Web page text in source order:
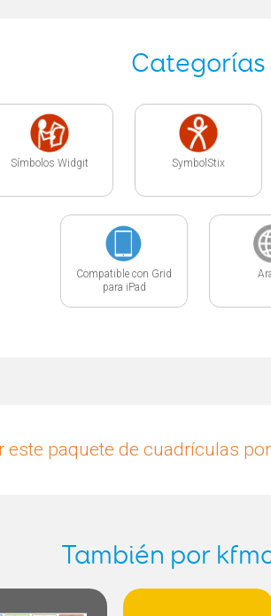
Categorías
Símbolos Widgit SymbolStix
Compatible con Grid
para iPad
este paquete de cuadrículas
También por